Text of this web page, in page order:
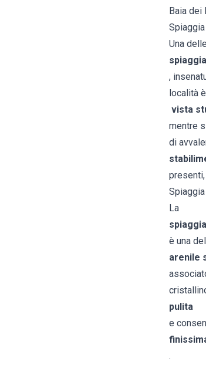
Baia dei
Una
,
località
vista
mentre
di
La
è una
arenile
pulita
e
.